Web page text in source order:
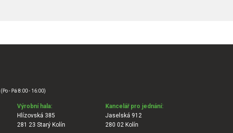
(Po - Pá 8:00 - 16:00)
Výrobní hala:
Hlízovská 385
281 23 Starý Kolín
Kancelář pro jednání:
Jaselská 912
280 02 Kolín